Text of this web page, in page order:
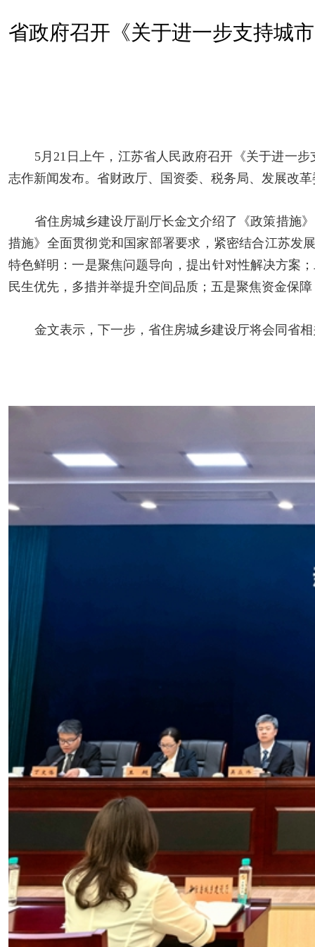
省政府召开《关于进一步支持城
5月21日上午，江苏省人民政府召开《关于进一
志作新闻发布。省财政厅、国资委、税务局、发展改
省住房城乡建设厅副厅长金文介绍了《政策措施
措施》全面贯彻党和国家部署要求，紧密结合江苏发
特色鲜明：一是聚焦问题导向，提出针对性解决方案
民生优先，多措并举提升空间品质；五是聚焦资金保
金文表示，下一步，省住房城乡建设厅将会同省